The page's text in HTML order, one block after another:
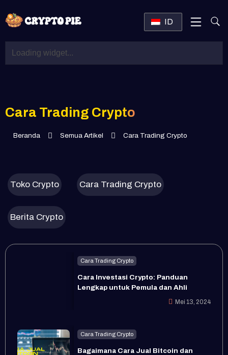
ID
Cara Trading Crypto
Beranda Semua Artikel Cara Trading Crypto
Toko Crypto Cara Trading Crypto
Berita Crypto
Cara Trading Crypto
Cara Investasi Crypto: Panduan
Lengkap untuk Pemula dan Ahli
Mei 13, 2024
Cara Trading Crypto
Bagaimana Cara Jual Bitcoin dan